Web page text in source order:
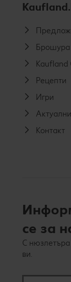
Брошура
Kaufland
Рецепти
Игри
Контакт
се за
С
ви.